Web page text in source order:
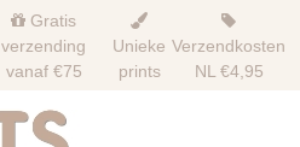
Gratis
verzending
vanaf €75
Unieke
prints
Verzendkosten
NL €4,95